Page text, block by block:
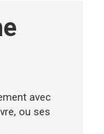
avec
ou ses